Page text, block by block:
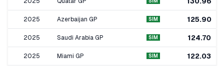
2025 Azerbaijan GP SIM 125.90
2025 Saudi Arabia GP SIM 124.70
2025 Miami GP SIM 122.03